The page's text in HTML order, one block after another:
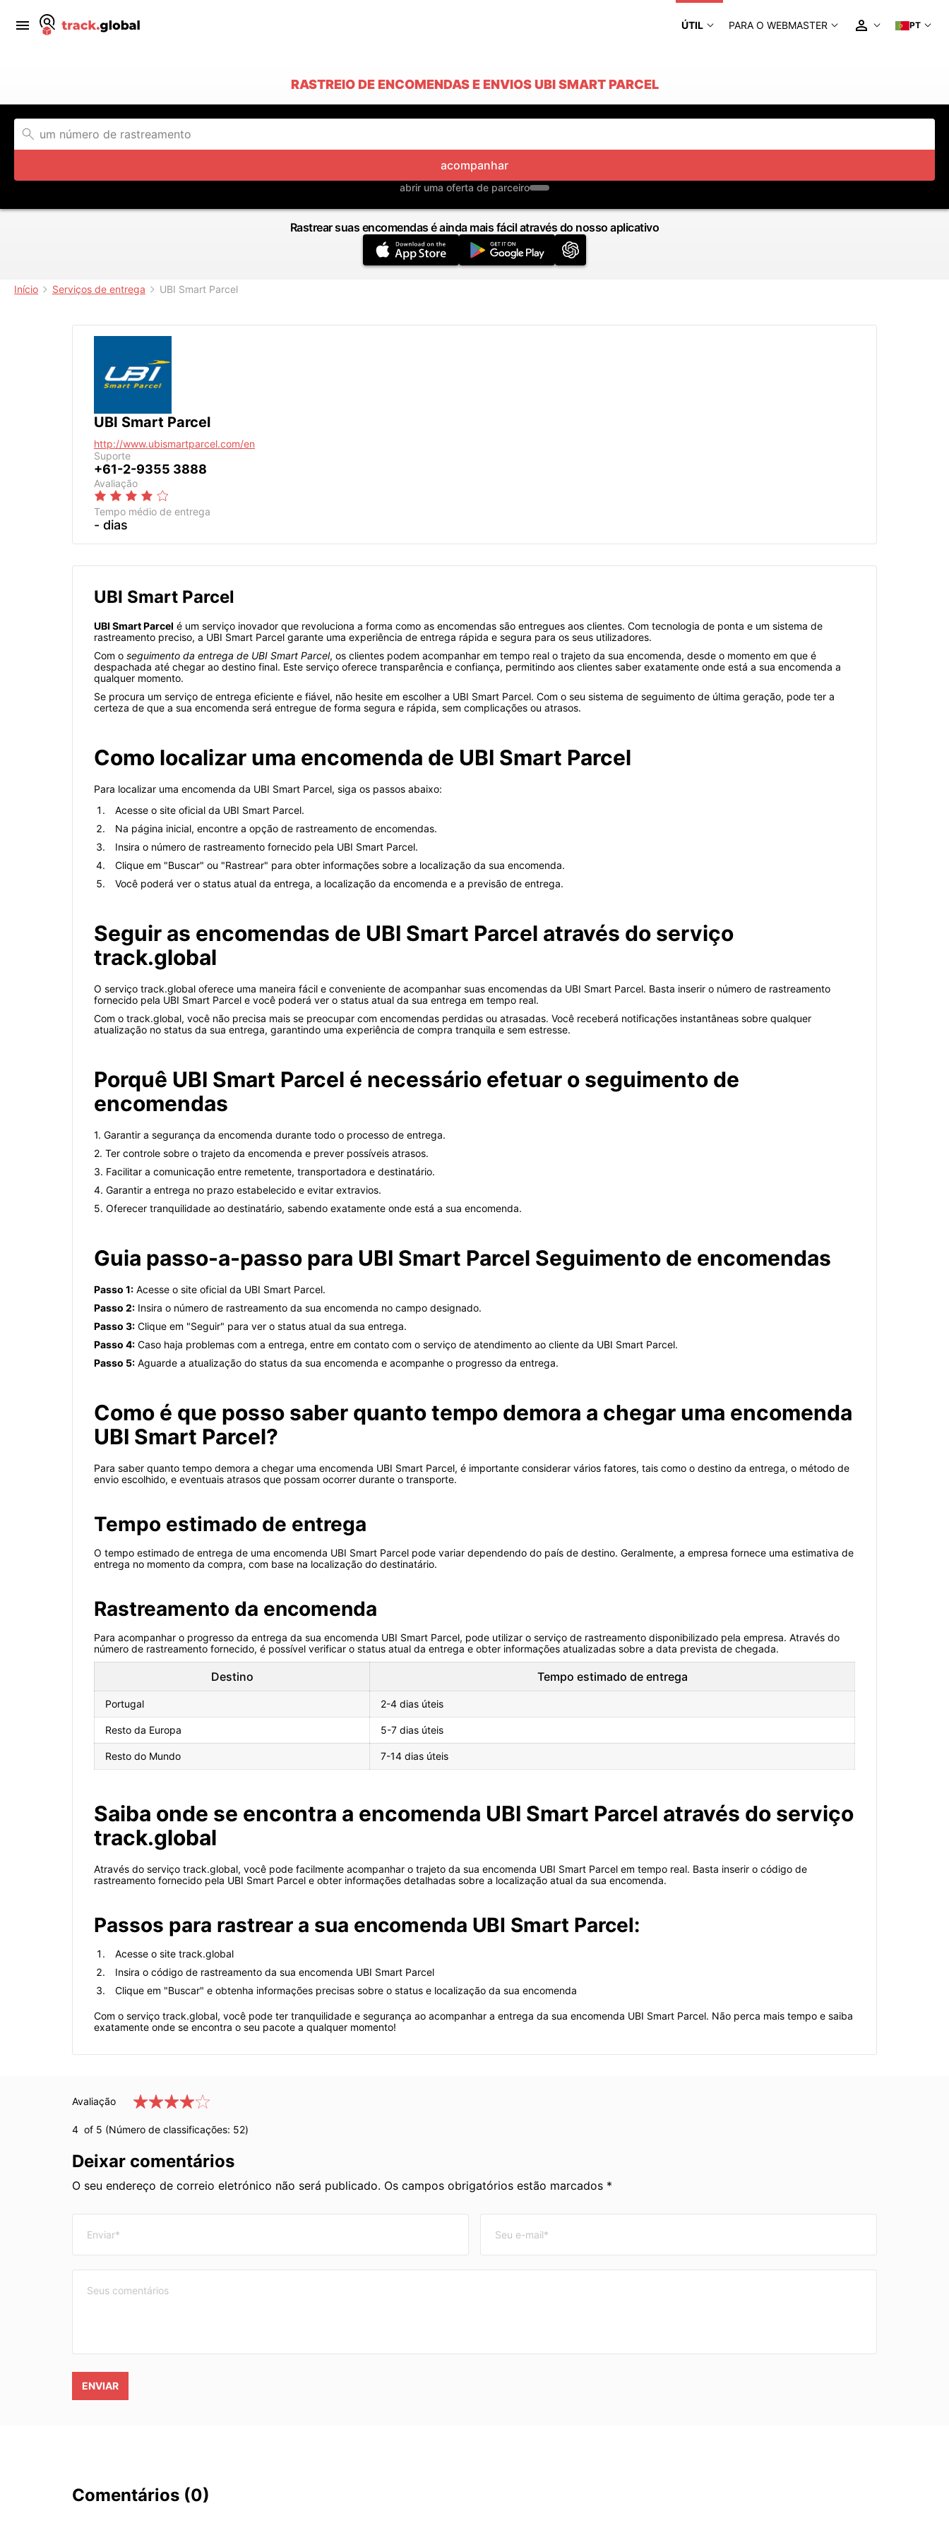
ÚTIL PARA O WEBMASTER PT
RASTREIO DE ENCOMENDAS E ENVIOS UBI SMART PARCEL
acompanhar
abrir uma oferta de parceiro
Rastrear suas encomendas é ainda mais fácil através do nosso aplicativo
Início Serviços de entrega UBI Smart Parcel
UBI Smart Parcel
http://www.ubismartparcel.com/en
Suporte
+61-2-9355 3888
Avaliação
Tempo médio de entrega
- dias
UBI Smart Parcel
UBI Smart Parcel é um serviço inovador que revoluciona a forma como as encomendas são entregues aos clientes. Com tecnologia de ponta e um sistema de
rastreamento preciso, a UBI Smart Parcel garante uma experiência de entrega rápida e segura para os seus utilizadores.
Com o seguimento da entrega de UBI Smart Parcel, os clientes podem acompanhar em tempo real o trajeto da sua encomenda, desde o momento em que é
despachada até chegar ao destino final. Este serviço oferece transparência e confiança, permitindo aos clientes saber exatamente onde está a sua encomenda a
qualquer momento.
Se procura um serviço de entrega eficiente e fiável, não hesite em escolher a UBI Smart Parcel. Com o seu sistema de seguimento de última geração, pode ter a
certeza de que a sua encomenda será entregue de forma segura e rápida, sem complicações ou atrasos.
Como localizar uma encomenda de UBI Smart Parcel
Para localizar uma encomenda da UBI Smart Parcel, siga os passos abaixo:
Acesse o site oficial da UBI Smart Parcel.
Na página inicial, encontre a opção de rastreamento de encomendas.
Insira o número de rastreamento fornecido pela UBI Smart Parcel.
Clique em "Buscar" ou "Rastrear" para obter informações sobre a localização da sua encomenda.
Você poderá ver o status atual da entrega, a localização da encomenda e a previsão de entrega.
Seguir as encomendas de UBI Smart Parcel através do serviço
track.global
O serviço track.global oferece uma maneira fácil e conveniente de acompanhar suas encomendas da UBI Smart Parcel. Basta inserir o número de rastreamento
fornecido pela UBI Smart Parcel e você poderá ver o status atual da sua entrega em tempo real.
Com o track.global, você não precisa mais se preocupar com encomendas perdidas ou atrasadas. Você receberá notificações instantâneas sobre qualquer
atualização no status da sua entrega, garantindo uma experiência de compra tranquila e sem estresse.
Porquê UBI Smart Parcel é necessário efetuar o seguimento de
encomendas
1. Garantir a segurança da encomenda durante todo o processo de entrega.
2. Ter controle sobre o trajeto da encomenda e prever possíveis atrasos.
3. Facilitar a comunicação entre remetente, transportadora e destinatário.
4. Garantir a entrega no prazo estabelecido e evitar extravios.
5. Oferecer tranquilidade ao destinatário, sabendo exatamente onde está a sua encomenda.
Guia passo-a-passo para UBI Smart Parcel Seguimento de encomendas
Passo 1: Acesse o site oficial da UBI Smart Parcel.
Passo 2: Insira o número de rastreamento da sua encomenda no campo designado.
Passo 3: Clique em "Seguir" para ver o status atual da sua entrega.
Passo 4: Caso haja problemas com a entrega, entre em contato com o serviço de atendimento ao cliente da UBI Smart Parcel.
Passo 5: Aguarde a atualização do status da sua encomenda e acompanhe o progresso da entrega.
Como é que posso saber quanto tempo demora a chegar uma encomenda
UBI Smart Parcel?
Para saber quanto tempo demora a chegar uma encomenda UBI Smart Parcel, é importante considerar vários fatores, tais como o destino da entrega, o método de
envio escolhido, e eventuais atrasos que possam ocorrer durante o transporte.
Tempo estimado de entrega
O tempo estimado de entrega de uma encomenda UBI Smart Parcel pode variar dependendo do país de destino. Geralmente, a empresa fornece uma estimativa de
entrega no momento da compra, com base na localização do destinatário.
Rastreamento da encomenda
Para acompanhar o progresso da entrega da sua encomenda UBI Smart Parcel, pode utilizar o serviço de rastreamento disponibilizado pela empresa. Através do
número de rastreamento fornecido, é possível verificar o status atual da entrega e obter informações atualizadas sobre a data prevista de chegada.
Destino Tempo estimado de entrega
Portugal 2-4 dias úteis
Resto da Europa 5-7 dias úteis
Resto do Mundo 7-14 dias úteis
Saiba onde se encontra a encomenda UBI Smart Parcel através do serviço
track.global
Através do serviço track.global, você pode facilmente acompanhar o trajeto da sua encomenda UBI Smart Parcel em tempo real. Basta inserir o código de
rastreamento fornecido pela UBI Smart Parcel e obter informações detalhadas sobre a localização atual da sua encomenda.
Passos para rastrear a sua encomenda UBI Smart Parcel:
Acesse o site track.global
Insira o código de rastreamento da sua encomenda UBI Smart Parcel
Clique em "Buscar" e obtenha informações precisas sobre o status e localização da sua encomenda
Com o serviço track.global, você pode ter tranquilidade e segurança ao acompanhar a entrega da sua encomenda UBI Smart Parcel. Não perca mais tempo e saiba
exatamente onde se encontra o seu pacote a qualquer momento!
Avaliação
4 of 5 (Número de classificações: 52)
Deixar comentários
O seu endereço de correio eletrónico não será publicado. Os campos obrigatórios estão marcados *
ENVIAR
Comentários (0)